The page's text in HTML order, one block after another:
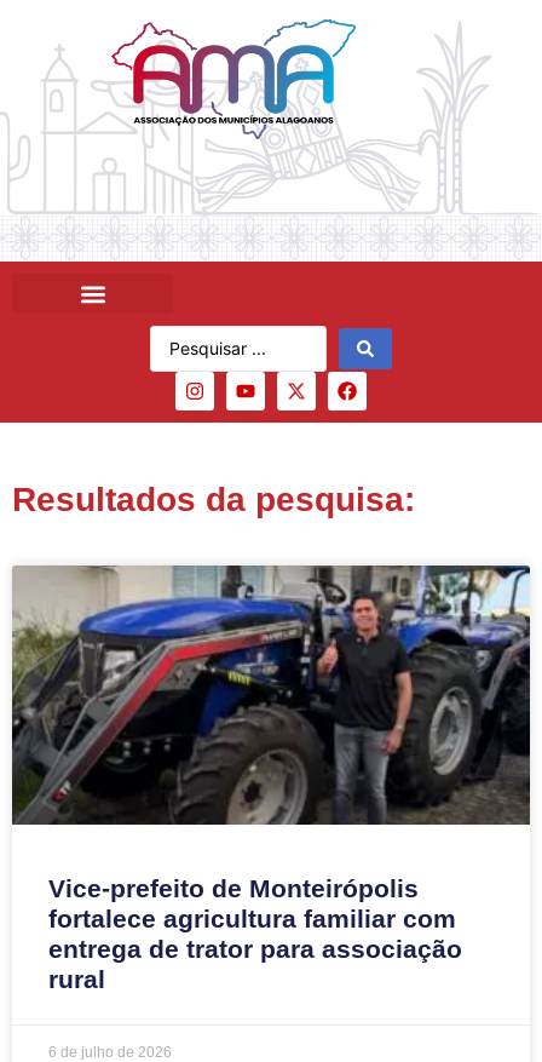
Resultados da pesquisa:
Vice-prefeito de Monteirópolis
fortalece agricultura familiar com
entrega de trator para associação
rural
6 de julho de 2026